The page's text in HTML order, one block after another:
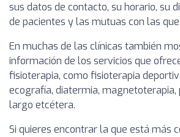
sus datos de contacto, su horario, su
de pacientes y las mutuas con las
En muchas de las clínicas también
información de los servicios que
fisioterapia, como fisioterapia
ecografía, diatermia, magnetoterapia,
largo etcétera.
Si quieres encontrar la que está más